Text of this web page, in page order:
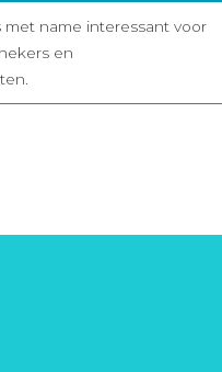
met name interessant voor
en